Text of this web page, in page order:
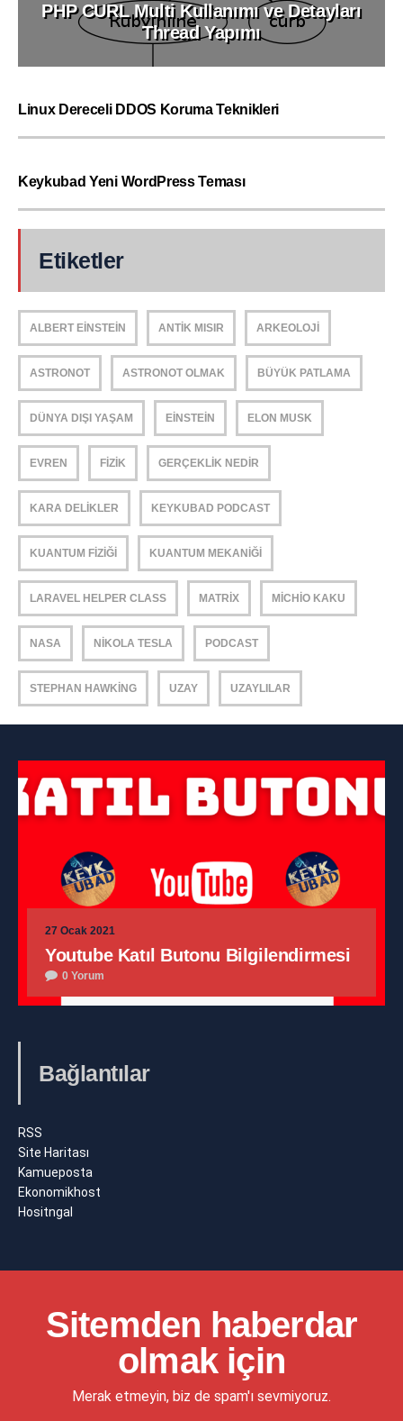
PHP CURL Multi Kullanımı ve Detayları
Thread Yapımı
Linux Dereceli DDOS Koruma Teknikleri
Keykubad Yeni WordPress Teması
Etiketler
ALBERT EINSTEIN ANTIK MISIR ARKEOLOJI
ASTRONOT ASTRONOT OLMAK BÜYÜK PATLAMA
DÜNYA DIŞI YAŞAM EINSTEIN ELON MUSK
EVREN FIZIK GERÇEKLIK NEDIR
KARA DELIKLER KEYKUBAD PODCAST
KUANTUM FIZIĞI KUANTUM MEKANIĞI
LARAVEL HELPER CLASS MATRIX MICHIO KAKU
NASA NIKOLA TESLA PODCAST
STEPHAN HAWKING UZAY UZAYLILAR
27 Ocak 2021
Youtube Katıl Butonu Bilgilendirmesi
0 Yorum
Bağlantılar
RSS
Site Haritası
Kamueposta
Ekonomikhost
Hositngal
Sitemden haberdar
olmak için
Merak etmeyin, biz de spam'ı sevmiyoruz.